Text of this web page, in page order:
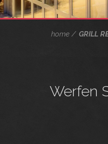
home GRILL
Werfen